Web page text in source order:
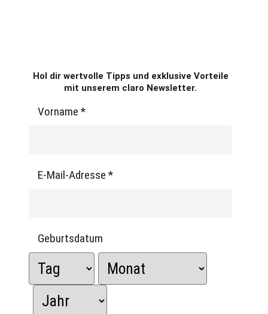
Hol dir wertvolle Tipps und exklusive Vorteile
mit unserem claro Newsletter.
Vorname *
E-Mail-Adresse *
Geburtsdatum